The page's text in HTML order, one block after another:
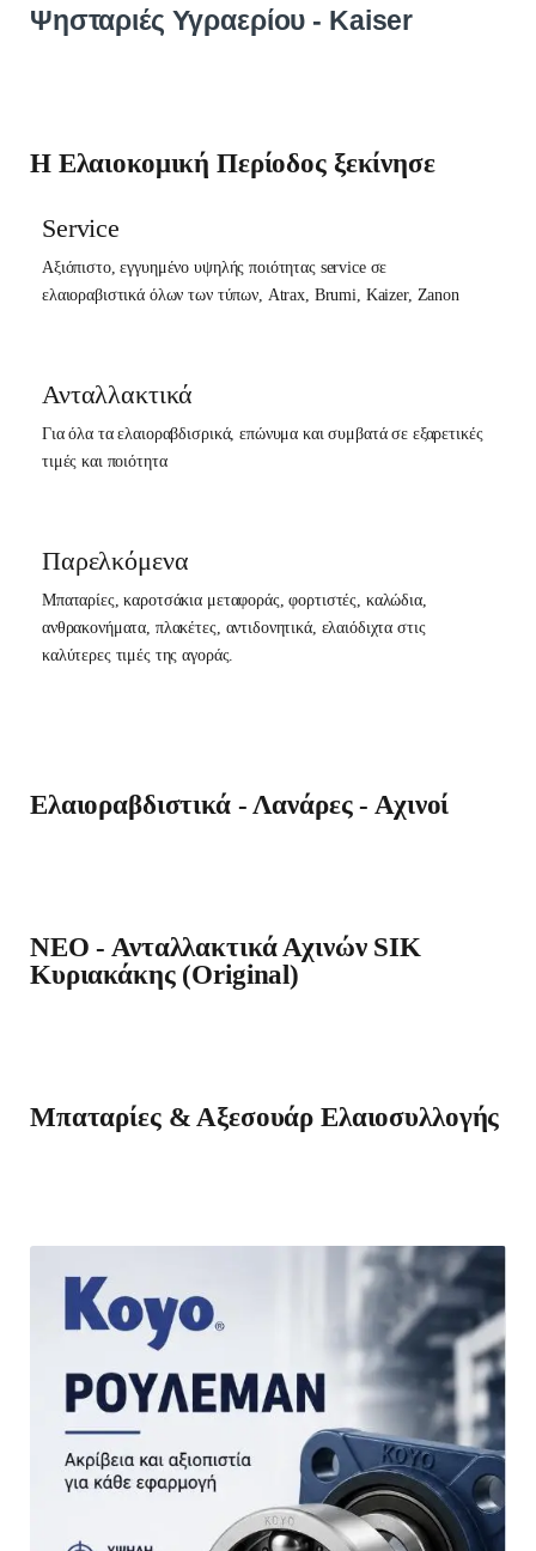
Ψησταριές Υγραερίου - Kaiser
H Ελαιοκομική Περίοδος ξεκίνησε
Service
Αξιόπιστο, εγγυημένο υψηλής ποιότητας service σε
ελαιοραβιστικά όλων των τύπων, Atrax, Brumi, Kaizer, Zanon
Ανταλλακτικά
Για όλα τα ελαιοραβδισρικά, επώνυμα και συμβατά σε εξαρετικές
τιμές και ποιότητα
Παρελκόμενα
Μπαταρίες, καροτσάκια μεταφοράς, φορτιστές, καλώδια,
ανθρακονήματα, πλακέτες, αντιδονητικά, ελαιόδιχτα στις
καλύτερες τιμές της αγοράς.
Ελαιοραβδιστικά - Λανάρες - Αχινοί
ΝΕΟ - Ανταλλακτικά Αχινών SIK
Κυριακάκης (Original)
Μπαταρίες & Αξεσουάρ Ελαιοσυλλογής